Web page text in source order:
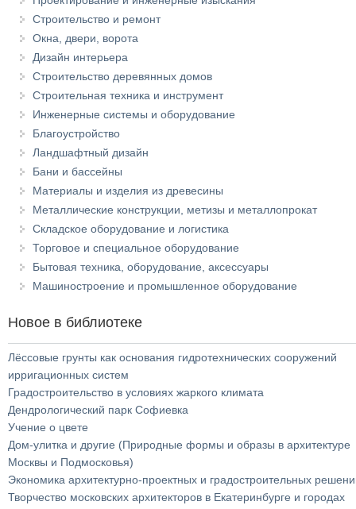
Строительство и ремонт
Окна, двери, ворота
Дизайн интерьера
Строительство деревянных домов
Строительная техника и инструмент
Инженерные системы и оборудование
Благоустройство
Ландшафтный дизайн
Бани и бассейны
Материалы и изделия из древесины
Металлические конструкции, метизы и металлопрокат
Складское оборудование и логистика
Торговое и специальное оборудование
Бытовая техника, оборудование, аксессуары
Машиностроение и промышленное оборудование
Новое в библиотеке
Лёссовые грунты как основания гидротехнических сооружений
ирригационных систем
Градостроительство в условиях жаркого климата
Дендрологический парк Софиевка
Учение о цвете
Дом-улитка и другие (Природные формы и образы в архитектуре
Москвы и Подмосковья)
Экономика архитектурно-проектных и градостроительных
Творчество московских архитекторов в Екатеринбурге и городах